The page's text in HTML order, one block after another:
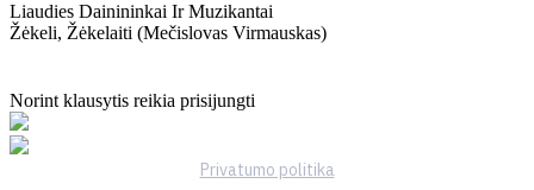
Liaudies Dainininkai Ir Muzikantai
Žėkeli, Žėkelaiti (mečislovas Virmauskas)
Norint klausytis reikia prisijungti
Privatumo politika